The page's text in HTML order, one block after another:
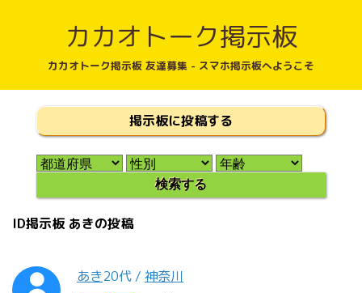
カカオトーク掲示板
カカオトーク掲示板 友達募集 - スマホ掲示板へようこそ
掲示板に投稿する
ID掲示板 あきの投稿
あき20代 / 神奈川